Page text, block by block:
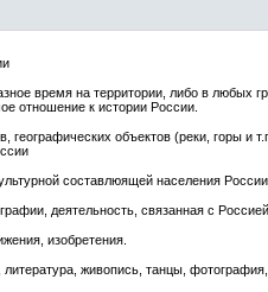
время на территории, либо в любых
отношение к истории России.
географических объектов (реки, горы и
составлюящей населения
деятельность, связанная с
изобретения.
живопись, танцы, фотография,